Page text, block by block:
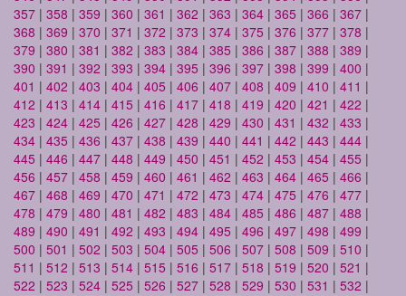
357 | 358 | 359 | 360 | 361 | 362 | 363 | 364 | 365 | 366 | 367 |
368 | 369 | 370 | 371 | 372 | 373 | 374 | 375 | 376 | 377 | 378 |
379 | 380 | 381 | 382 | 383 | 384 | 385 | 386 | 387 | 388 | 389 |
390 | 391 | 392 | 393 | 394 | 395 | 396 | 397 | 398 | 399 | 400 |
401 | 402 | 403 | 404 | 405 | 406 | 407 | 408 | 409 | 410 | 411 |
412 | 413 | 414 | 415 | 416 | 417 | 418 | 419 | 420 | 421 | 422 |
423 | 424 | 425 | 426 | 427 | 428 | 429 | 430 | 431 | 432 | 433 |
434 | 435 | 436 | 437 | 438 | 439 | 440 | 441 | 442 | 443 | 444 |
445 | 446 | 447 | 448 | 449 | 450 | 451 | 452 | 453 | 454 | 455 |
456 | 457 | 458 | 459 | 460 | 461 | 462 | 463 | 464 | 465 | 466 |
467 | 468 | 469 | 470 | 471 | 472 | 473 | 474 | 475 | 476 | 477 |
478 | 479 | 480 | 481 | 482 | 483 | 484 | 485 | 486 | 487 | 488 |
489 | 490 | 491 | 492 | 493 | 494 | 495 | 496 | 497 | 498 | 499 |
500 | 501 | 502 | 503 | 504 | 505 | 506 | 507 | 508 | 509 | 510 |
511 | 512 | 513 | 514 | 515 | 516 | 517 | 518 | 519 | 520 | 521 |
522 | 523 | 524 | 525 | 526 | 527 | 528 | 529 | 530 | 531 | 532 |